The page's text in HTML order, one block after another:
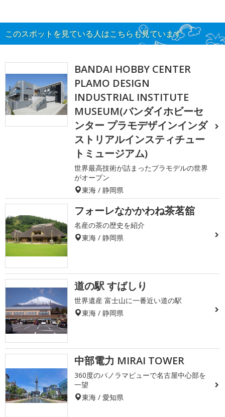
このスポットを見ている人はこちらも見ています
BANDAI HOBBY CENTER
PLAMO DESIGN
INDUSTRIAL INSTITUTE
MUSEUM(バンダイホビーセ
ンター プラモデザインインダ
ストリアルインスティチュー
トミュージアム)
世界最高技術が詰まったプラモデルの世界
がオープン
東海 / 静岡県
フォーレなかかわね茶茗舘
名産の茶の歴史を紹介
東海 / 静岡県
道の駅 すばしり
世界遺産 富士山に一番近い道の駅
東海 / 静岡県
中部電力 MIRAI TOWER
360度のパノラマビューで名古屋中心部を
一望
東海 / 愛知県